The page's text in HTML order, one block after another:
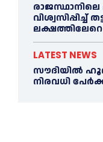
രാജസ്ഥാനിലെ
വിശ്വസിപ്പിച്ച്
LATEST NEWS
സൗദിയിൽ
നിരവധി